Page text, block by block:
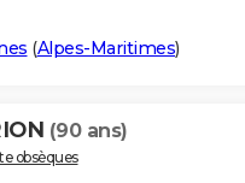
(Alpes-Maritimes)
(90 ans)
obsèques